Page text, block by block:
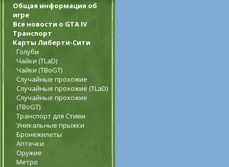
Общая информация об
игре
Все новости о GTA IV
Транспорт
Карты Либерти-Сити
Голуби
Чайки (TLaD)
Чайки (TBoGT)
Случайные прохожие
Случайные прохожие (TLaD)
Случайные прохожие
(TBoGT)
Транспорт для Стиви
Уникальные прыжки
Бронежилеты
Аптечки
Оружие
Метро